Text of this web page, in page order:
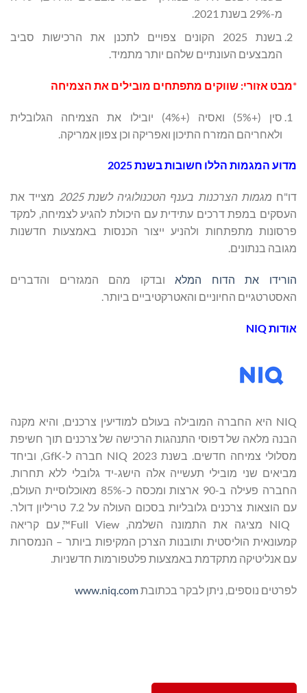
מ-29% בשנת 2021.
בשנת 2025 הקונים צפויים לתכנן את הרכישות סביב
המבצעים העונתיים שלהם יותר מתמיד.
*מבט אזורי: שווקים מתפתחים מובילים את הצמיחה
סין (+5%) ואסיה (+4%) יובילו את הצמיחה הגלובלית
ולאחריהם המזרח התיכון ואפריקה וכן צפון אמריקה.
מדוע המגמות הללו חשובות בשנת 2025
דו"ח מגמות הצרכנות בענף הטכנולוגיה לשנת 2025
מצייד את
העסקים במפת דרכים עתידית עם היכולת להגיע לצמיחה, למקד
פרסונות מתפתחות ולהניע ייצור הכנסות באמצעות חדשנות
מגובה בנתונים.
הורידו את הדוח המלאובדקו מהם המגזרים והדברים
האסטרטגיים החיוניים והאטרקטיביים ביותר.
אודותNIQ
NIQ היא החברה המובילה בעולם למודיעין צרכנים, והיא מקנה
הבנה מלאה של דפוסי התנהגות הרכישה של צרכנים תוך חשיפת
מסלולי צמיחה חדשים. בשנת 2023 NIQ חברה ל-GfK, וביחד
מביאים שני מובילי תעשייה אלה הישג-יד גלובלי ללא תחרות.
החברה פעילה ב-90 ארצות ומכסה כ-85% מאוכלוסיית העולם,
עם הוצאות צרכנים גלובליות בסכום העולה על 7.2 טריליון דולר.
NIQ מציגה את התמונה השלמה, Full View™, עם קריאה
קמעונאית הוליסטית ותובנות הצרכן המקיפות ביותר – הנמסרות
עם אנליטיקה מתקדמת באמצעות פלטפורמות חדשניות.
לפרטים נוספים, ניתן לבקר בכתובתwww.niq.com